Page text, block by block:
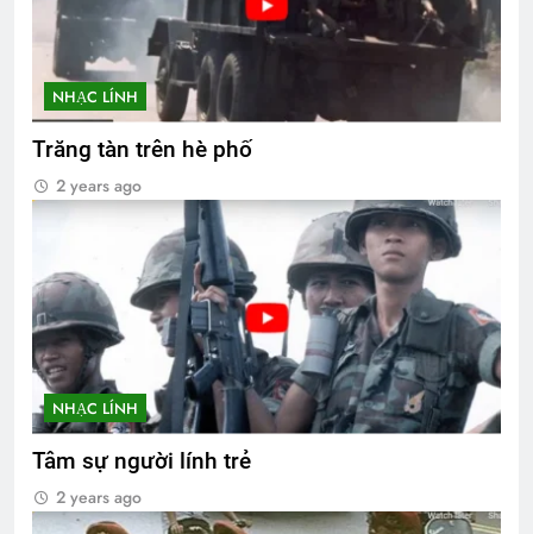
NHẠC LÍNH
Trăng tàn trên hè phố
2 years ago
NHẠC LÍNH
Tâm sự người lính trẻ
2 years ago